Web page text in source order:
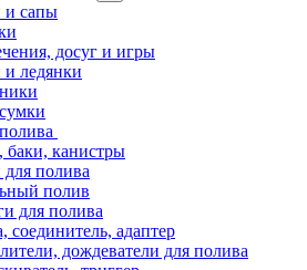
и сапы
досуг и игры
ледянки
баки, канистры
полива
полив
для полива
соединитель, адаптер
дождеватели для полива